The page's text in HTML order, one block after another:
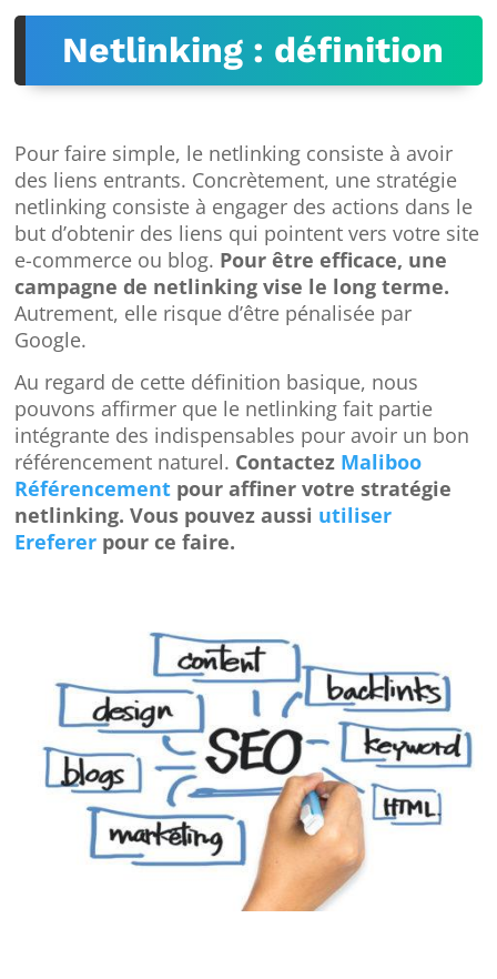
Netlinking : définition
Pour faire simple, le netlinking consiste à avoir
des liens entrants. Concrètement, une stratégie
netlinking consiste à engager des actions dans le
but d’obtenir des liens qui pointent vers votre site
e-commerce ou blog. Pour être efficace, une
campagne de netlinking vise le long terme.
Autrement, elle risque d’être pénalisée par
Google.
Au regard de cette définition basique, nous
pouvons affirmer que le netlinking fait partie
intégrante des indispensables pour avoir un bon
référencement naturel. Contactez Maliboo
Référencement pour affiner votre stratégie
netlinking. Vous pouvez aussi utiliser
Ereferer pour ce faire.